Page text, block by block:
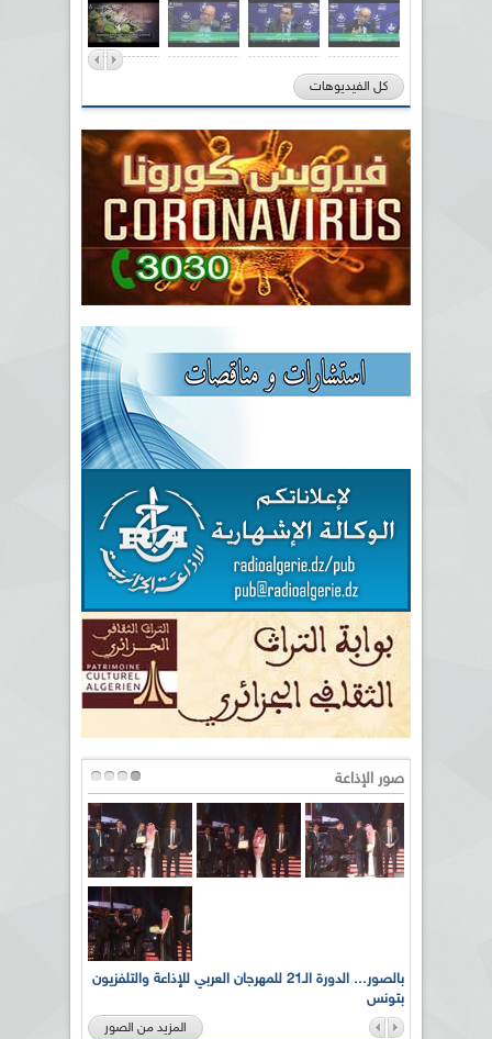
كل الفيديوهات
صور الإذاعة
بالصور... الدورة الـ21 للمهرجان العربي للإذاعة والتلفزيون
بتونس
المزيد من الصور